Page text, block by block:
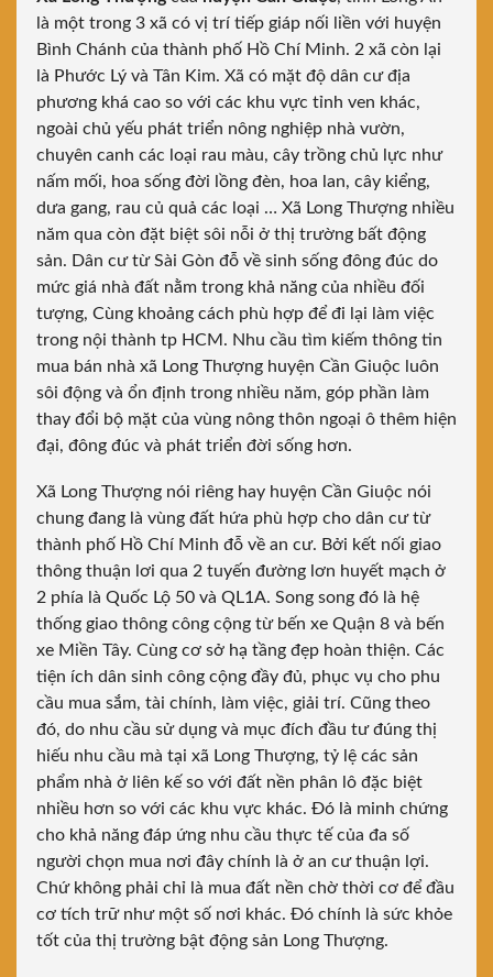
là một trong 3 xã có vị trí tiếp giáp nối liền với huyện
Bình Chánh của thành phố Hồ Chí Minh. 2 xã còn lại
là Phước Lý và Tân Kim. Xã có mặt độ dân cư địa
phương khá cao so với các khu vực tỉnh ven khác,
ngoài chủ yếu phát triển nông nghiệp nhà vườn,
chuyên canh các loại rau màu, cây trồng chủ lực như
nấm mối, hoa sống đời lồng đèn, hoa lan, cây kiểng,
dưa gang, rau củ quả các loại … Xã Long Thượng nhiều
năm qua còn đặt biệt sôi nỗi ở thị trường bất động
sản. Dân cư từ Sài Gòn đỗ về sinh sống đông đúc do
mức giá nhà đất nằm trong khả năng của nhiều đối
tượng, Cùng khoảng cách phù hợp để đi lại làm việc
trong nội thành tp HCM. Nhu cầu tìm kiếm thông tin
mua bán nhà xã Long Thượng huyện Cần Giuộc luôn
sôi động và ổn định trong nhiều năm, góp phần làm
thay đổi bộ mặt của vùng nông thôn ngoại ô thêm hiện
đại, đông đúc và phát triển đời sống hơn.
Xã Long Thượng nói riêng hay huyện Cần Giuộc nói
chung đang là vùng đất hứa phù hợp cho dân cư từ
thành phố Hồ Chí Minh đỗ về an cư. Bởi kết nối giao
thông thuận lơi qua 2 tuyến đường lơn huyết mạch ở
2 phía là Quốc Lộ 50 và QL1A. Song song đó là hệ
thống giao thông công cộng từ bến xe Quận 8 và bến
xe Miền Tây. Cùng cơ sở hạ tầng đẹp hoàn thiện. Các
tiện ích dân sinh công cộng đầy đủ, phục vụ cho phu
cầu mua sắm, tài chính, làm việc, giải trí. Cũng theo
đó, do nhu cầu sử dụng và mục đích đầu tư đúng thị
hiếu nhu cầu mà tại xã Long Thượng, tỷ lệ các sản
phẩm nhà ở liên kế so với đất nền phân lô đặc biệt
nhiều hơn so với các khu vực khác. Đó là minh chứng
cho khả năng đáp ứng nhu cầu thực tế của đa số
người chọn mua nơi đây chính là ở an cư thuận lợi.
Chứ không phải chỉ là mua đất nền chờ thời cơ để đầu
cơ tích trữ như một số nơi khác. Đó chính là sức khỏe
tốt của thị trường bật động sản Long Thượng.